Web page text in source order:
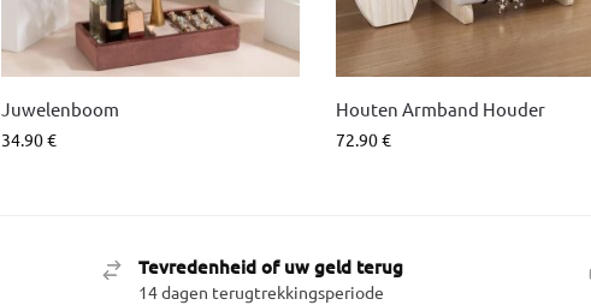
Juwelenboom
34.90€
Houten Armband Houder
72.90€
Tevredenheid of uw geld terug
14 dagen terugtrekkingsperiode